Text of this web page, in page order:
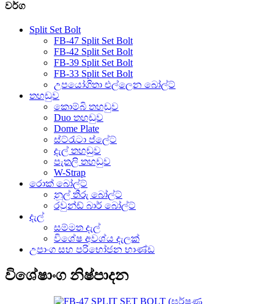
වර්ග
Split Set Bolt
FB-47 Split Set Bolt
FB-42 Split Set Bolt
FB-39 Split Set Bolt
FB-33 Split Set Bolt
උපයෝගිතා එල්ලෙන බෝල්ට්
තහඩුව
කොම්බි තහඩුව
Duo තහඩුව
Dome Plate
ස්ට්රැටා ප්ලේට්
දැල් තහඩුව
පැතලි තහඩුව
W-Strap
රොක් බෝල්ට්
නූල් තීරු බෝල්ට්
රවුන්ඩ් බාර් බෝල්ට්
දැල්
සම්මත දැල්
විශේෂ අවශ්ය දැලක්
උපාංග සහ පරිභෝජන භාණ්ඩ
විශේෂාංග නිෂ්පාදන